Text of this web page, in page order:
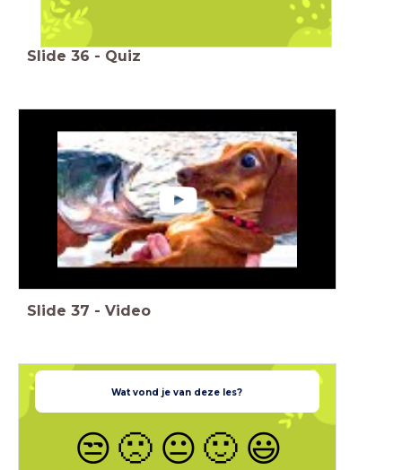
Slide 36 - Quiz
Slide 37 - Video
Wat vond je van deze les?
😒 🙁 😐 🙂 😃